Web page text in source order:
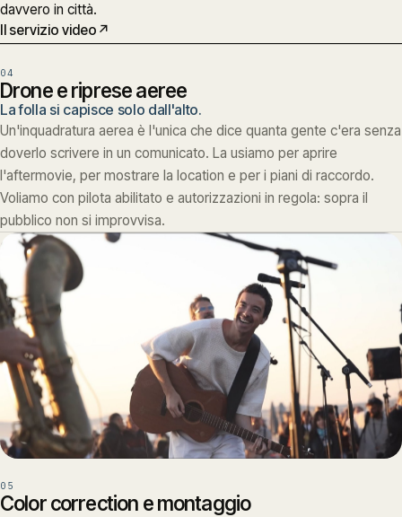
davvero in città.
Il servizio video ↗
04
Drone e riprese aeree
La folla si capisce solo dall'alto.
Un'inquadratura aerea è l'unica che dice quanta gente c'era senza
doverlo scrivere in un comunicato. La usiamo per aprire
l'aftermovie, per mostrare la location e per i piani di raccordo.
Voliamo con pilota abilitato e autorizzazioni in regola: sopra il
pubblico non si improvvisa.
05
Color correction e montaggio